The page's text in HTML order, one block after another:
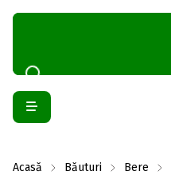
Acasă Băuturi Bere